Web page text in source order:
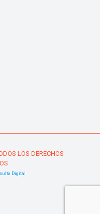
LOS DERECHOS
Digital